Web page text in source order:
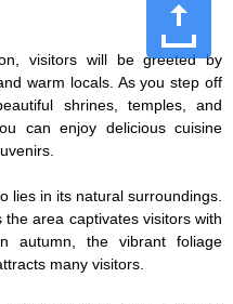
visitors will be greeted by
warm locals. As you step off
shrines, temples, and
can enjoy delicious cuisine
lies in its natural surroundings.
area captivates visitors with
autumn, the vibrant foliage
many visitors.